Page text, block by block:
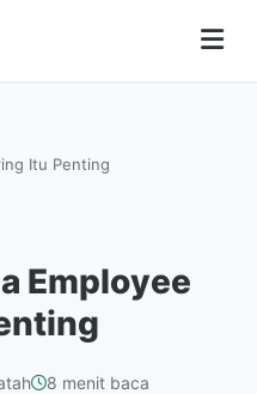
Itu Penting
Employee
8 menit baca